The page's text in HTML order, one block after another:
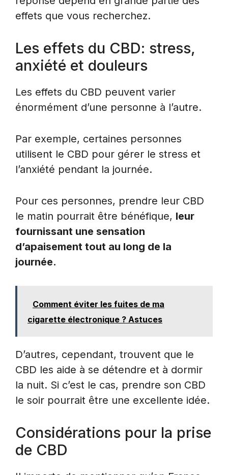
effets que vous recherchez.
Les effets du CBD: stress,
anxiété et douleurs
Les effets du CBD peuvent varier
énormément d’une personne à l’autre.
Par exemple, certaines personnes
utilisent le CBD pour gérer le stress et
l’anxiété pendant la journée.
Pour ces personnes, prendre leur CBD
le matin pourrait être bénéfique, leur
fournissant une sensation
d’apaisement tout au long de la
journée.
Comment éviter les fuites de ma
cigarette électronique ? Astuces
D’autres, cependant, trouvent que le
CBD les aide à se détendre et à dormir
la nuit. Si c’est le cas, prendre son CBD
le soir pourrait être une excellente idée.
Considérations pour la prise
de CBD